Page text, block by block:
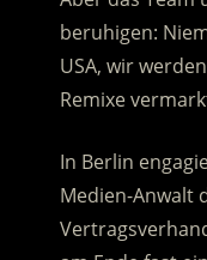
beruhigen:
USA, wir
Remixe
In Berlin
Medien-Anwalt